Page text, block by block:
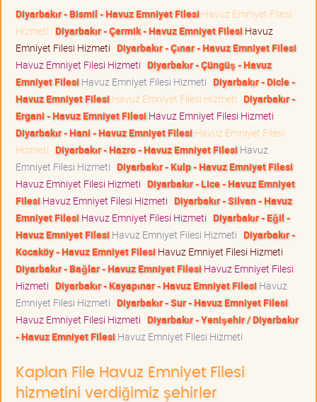
Diyarbakır - Bismil - Havuz Emniyet Filesi Havuz Emniyet Filesi
Hizmeti Diyarbakır - Çermik - Havuz Emniyet Filesi Havuz
Emniyet Filesi Hizmeti Diyarbakır - Çınar - Havuz Emniyet Filesi
Havuz Emniyet Filesi Hizmeti Diyarbakır - Çüngüş - Havuz
Emniyet Filesi Havuz Emniyet Filesi Hizmeti Diyarbakır - Dicle -
Havuz Emniyet Filesi Havuz Emniyet Filesi Hizmeti Diyarbakır -
Ergani - Havuz Emniyet Filesi Havuz Emniyet Filesi Hizmeti
Diyarbakır - Hani - Havuz Emniyet Filesi Havuz Emniyet Filesi
Hizmeti Diyarbakır - Hazro - Havuz Emniyet Filesi Havuz
Emniyet Filesi Hizmeti Diyarbakır - Kulp - Havuz Emniyet Filesi
Havuz Emniyet Filesi Hizmeti Diyarbakır - Lice - Havuz Emniyet
Filesi Havuz Emniyet Filesi Hizmeti Diyarbakır - Silvan - Havuz
Emniyet Filesi Havuz Emniyet Filesi Hizmeti Diyarbakır - Eğil -
Havuz Emniyet Filesi Havuz Emniyet Filesi Hizmeti Diyarbakır -
Kocaköy - Havuz Emniyet Filesi Havuz Emniyet Filesi Hizmeti
Diyarbakır - Bağlar - Havuz Emniyet Filesi Havuz Emniyet Filesi
Hizmeti Diyarbakır - Kayapınar - Havuz Emniyet Filesi Havuz
Emniyet Filesi Hizmeti Diyarbakır - Sur - Havuz Emniyet Filesi
Havuz Emniyet Filesi Hizmeti Diyarbakır - Yenişehir / Diyarbakır
- Havuz Emniyet Filesi Havuz Emniyet Filesi Hizmeti
Kaplan File Havuz Emniyet Filesi
hizmetini verdiğimiz şehirler